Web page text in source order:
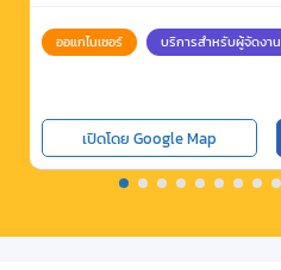
ออแกไนเซอร์ บริการสำหรับผู้จัดงาน
เปิดโดย Google Map